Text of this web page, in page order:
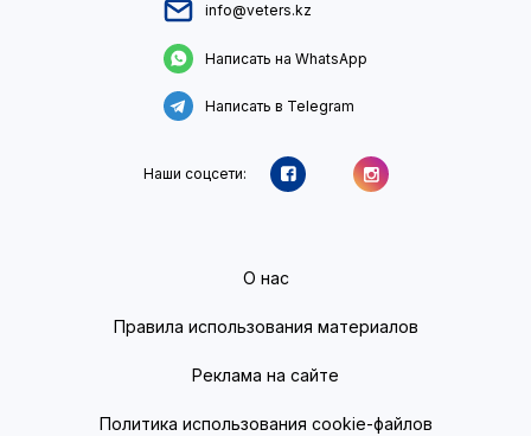
info@veters.kz
Написать на WhatsApp
Написать в Telegram
Наши соцсети:
О нас
Правила использования материалов
Реклама на сайте
Политика использования cookie-файлов